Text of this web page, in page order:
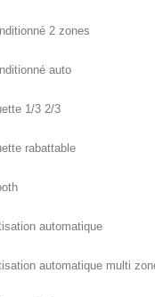
2 zones
auto
1/3 2/3
rabattable
automatique
automatique multi